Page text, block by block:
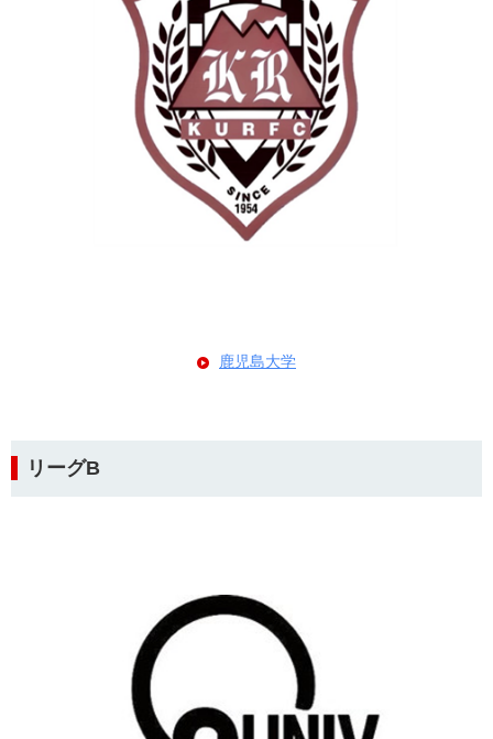
鹿児島大学
リーグB